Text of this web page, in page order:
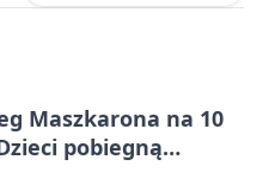
Maszkarona na 10
pobiegną